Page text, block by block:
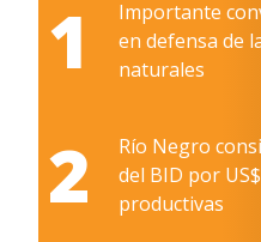
1
Importante
en defensa de
naturales
2
Río Negro
del BID por
productivas